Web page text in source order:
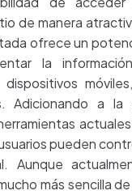
de manera
ofrece un
la
dispositivos
Adicionando a la
pueden
Aunque
más sencilla